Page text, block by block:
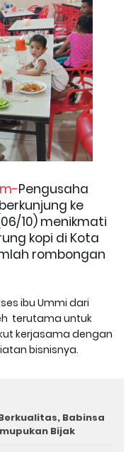
Pengusaha
ke
10) menikmati
kopi di Kota
rombongan
ibu Ummi dari
terutama untuk
kerjasama dengan
bisnisnya.
Babinsa
Bijak